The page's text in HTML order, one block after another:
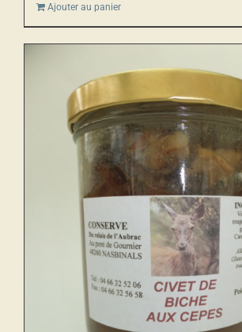
Ajouter au panier